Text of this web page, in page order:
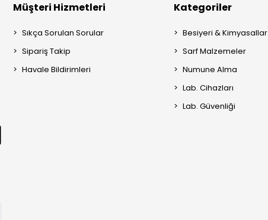
Müşteri Hizmetleri
Sıkça Sorulan Sorular
Sipariş Takip
Havale Bildirimleri
Kategoriler
Besiyeri & Kimyasallar
Sarf Malzemeler
Numune Alma
Lab. Cihazları
Lab. Güvenliği